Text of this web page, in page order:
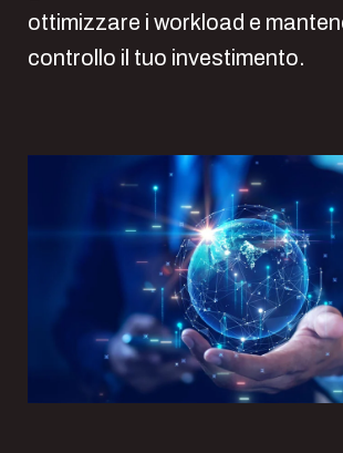
ottimizzare i workload e
controllo il tuo investimento.